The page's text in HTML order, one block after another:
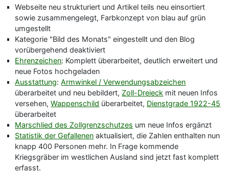
Webseite neu strukturiert und Artikel teils neu einsortiert
sowie zusammengelegt, Farbkonzept von blau auf grün
umgestellt
Kategorie "Bild des Monats" eingestellt und den Blog
vorübergehend deaktiviert
Ehrenzeichen: Komplett überarbeitet, deutlich erweitert und
neue Fotos hochgeladen
Ausstattung:Armwinkel / Verwendungsabzeichen
überarbeitet und neu bebildert,Zoll-Dreieck mit neuen Infos
versehen,Wappenschild überarbeitet, Dienstgrade 1922-45
überarbeitet
Marschlied des Zollgrenzschutzes um neue Infos ergänzt
Statistik der Gefallenen aktualisiert, die Zahlen enthalten nun
knapp 400 Personen mehr. In Frage kommende
Kriegsgräber im westlichen Ausland sind jetzt fast komplett
erfasst.